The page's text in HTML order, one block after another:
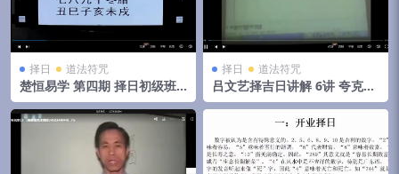
择日 道法符咒
楚恒易学 第四期 择日初级班
夸克网盘下载
择日 道法符咒
吕文艺择吉日讲解 6讲 夸克网
盘下载